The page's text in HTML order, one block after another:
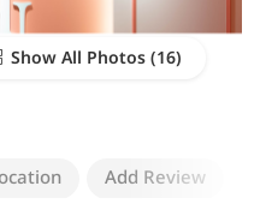
Show All Photos
Add Review